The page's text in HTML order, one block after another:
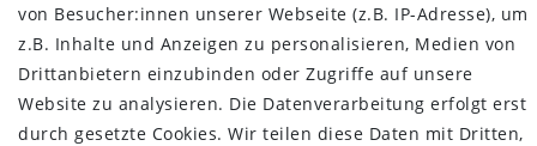
MYPOPUPCLUB
Über uns
Retoure
Versand- und Zahlungsbedingungen
von Besucher:innen unserer Webseite (z.B. IP-Adresse), um
z.B. Inhalte und Anzeigen zu personalisieren, Medien von
Drittanbietern einzubinden oder Zugriffe auf unsere
Website zu analysieren. Die Datenverarbeitung erfolgt erst
durch gesetzte Cookies. Wir teilen diese Daten mit Dritten,